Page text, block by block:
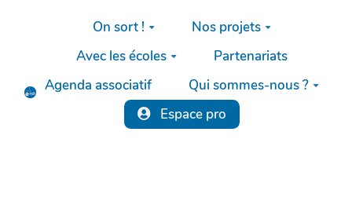
Aller au contenu principal
On sort !
Nos projets
Avec les écoles
Partenariats
Agenda associatif
Qui sommes-nous ?
Espace pro